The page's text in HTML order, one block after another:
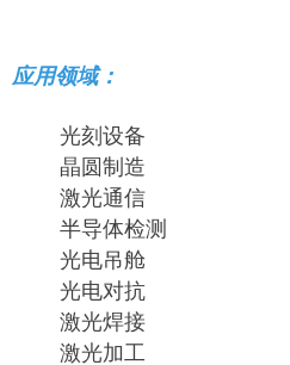
应用领域：
光刻设备
晶圆制造
激光通信
半导体检测
光电吊舱
光电对抗
激光焊接
激光加工